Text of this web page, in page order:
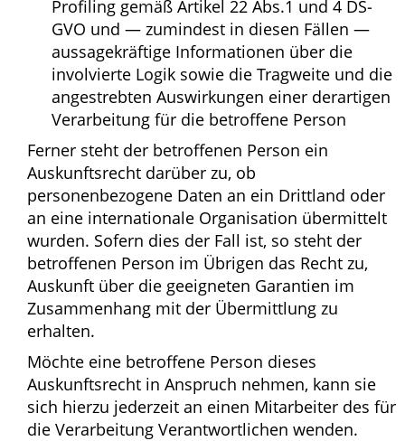
Profiling gemäß Artikel 22 Abs.1 und 4 DS-
GVO und — zumindest in diesen Fällen —
aussagekräftige Informationen über die
involvierte Logik sowie die Tragweite und die
angestrebten Auswirkungen einer derartigen
Verarbeitung für die betroffene Person
Ferner steht der betroffenen Person ein
Auskunftsrecht darüber zu, ob
personenbezogene Daten an ein Drittland oder
an eine internationale Organisation übermittelt
wurden. Sofern dies der Fall ist, so steht der
betroffenen Person im Übrigen das Recht zu,
Auskunft über die geeigneten Garantien im
Zusammenhang mit der Übermittlung zu
erhalten.
Möchte eine betroffene Person dieses
Auskunftsrecht in Anspruch nehmen, kann sie
sich hierzu jederzeit an einen Mitarbeiter des für
die Verarbeitung Verantwortlichen wenden.